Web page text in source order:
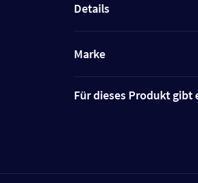
Details
Marke
Für dieses Produkt gibt